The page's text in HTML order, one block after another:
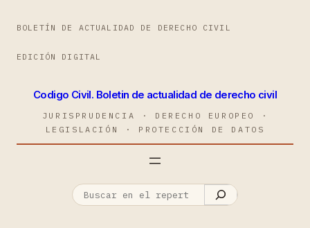
BOLETÍN DE ACTUALIDAD DE DERECHO CIVIL
EDICIÓN DIGITAL
Codigo Civil. Boletin de actualidad de derecho civil
JURISPRUDENCIA · DERECHO EUROPEO ·
LEGISLACIÓN · PROTECCIÓN DE DATOS